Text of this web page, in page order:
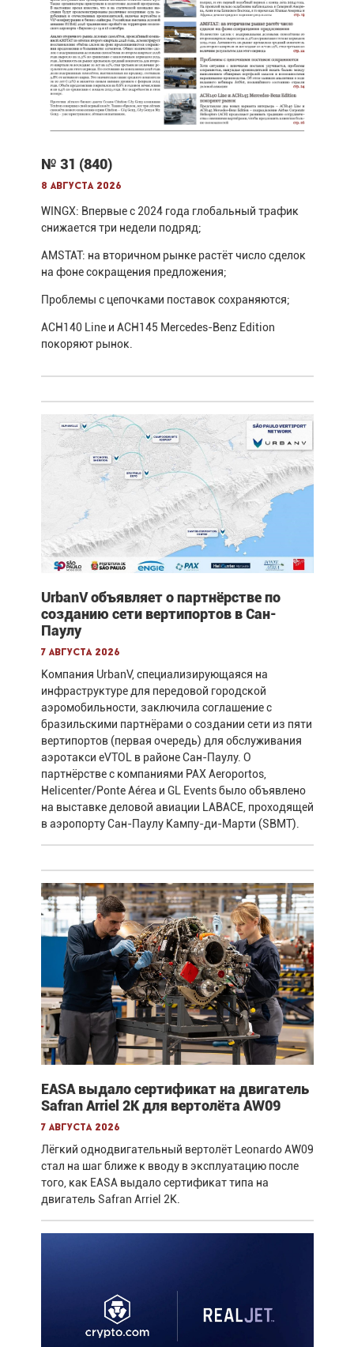
№ 31 (840)
8 августа 2026
WINGX: Впервые с 2024 года глобальный трафик
снижается три недели подряд;
AMSTAT: на вторичном рынке растёт число сделок
на фоне сокращения предложения;
Проблемы с цепочками поставок сохраняются;
ACH140 Line и ACH145 Mercedes-Benz Edition
покоряют рынок.
UrbanV объявляет о партнёрстве по
созданию сети вертипортов в Сан-
Паулу
7 августа 2026
Компания UrbanV, специализирующаяся на
инфраструктуре для передовой городской
аэромобильности, заключила соглашение с
бразильскими партнёрами о создании сети из пяти
вертипортов (первая очередь) для обслуживания
аэротакси eVTOL в районе Сан-Паулу. О
партнёрстве с компаниями PAX Aeroportos,
Helicenter/Ponte Aérea и GL Events было объявлено
на выставке деловой авиации LABACE, проходящей
в аэропорту Сан-Паулу Кампу-ди-Марти (SBMT).
EASA выдало сертификат на двигатель
Safran Arriel 2K для вертолёта AW09
7 августа 2026
Лёгкий однодвигательный вертолёт Leonardo AW09
стал на шаг ближе к вводу в эксплуатацию после
того, как EASA выдало сертификат типа на
двигатель Safran Arriel 2K.